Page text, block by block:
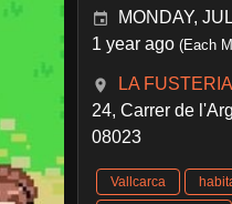
MONDAY,
1 year ago (Each
LA
24, Carrer de
08023
Vallcarca